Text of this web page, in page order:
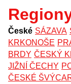
České SÁZAVA
KRKONOŠE
BRDY ČESKÝ
JIŽNÍ ČECHY
ČESKÉ